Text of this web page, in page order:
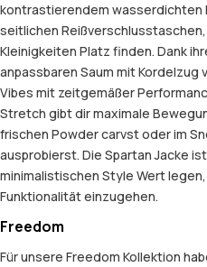
kontrastierendem wasserdichten
seitlichen
Kleinigkeiten Platz finden. Dank
anpassbaren Saum mit
Vibes mit zeitgemäßer
Stretch gibt dir maximale
frischen Powder carvst oder im
ausprobierst. Die Spartan Jacke
minimalistischen Style Wert
Funktionalität einzugehen.
Freedom
Für unsere Freedom Kollektion